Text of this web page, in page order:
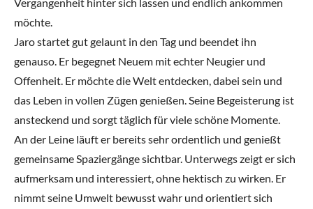
Vergangenheit hinter sich lassen und endlich ankommen
möchte.
Jaro startet gut gelaunt in den Tag und beendet ihn
genauso. Er begegnet Neuem mit echter Neugier und
Offenheit. Er möchte die Welt entdecken, dabei sein und
das Leben in vollen Zügen genießen. Seine Begeisterung ist
ansteckend und sorgt täglich für viele schöne Momente.
An der Leine läuft er bereits sehr ordentlich und genießt
gemeinsame Spaziergänge sichtbar. Unterwegs zeigt er sich
aufmerksam und interessiert, ohne hektisch zu wirken. Er
nimmt seine Umwelt bewusst wahr und orientiert sich